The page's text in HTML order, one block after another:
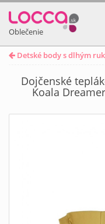
Oblečenie
Detské body s dlhým
Dojčenské
Koala